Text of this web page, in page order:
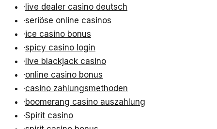
·live dealer casino deutsch
·seriöse online casinos
·ice casino bonus
·spicy casino login
·live blackjack casino
·online casino bonus
·casino zahlungsmethoden
·boomerang casino auszahlung
·Spirit casino